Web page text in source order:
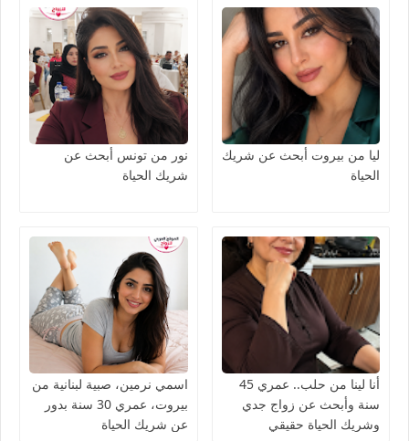
ليا من بيروت أبحث عن شريك
الحياة
نور من تونس أبحث عن
شريك الحياة
أنا لينا من حلب.. عمري 45
سنة وأبحث عن زواج جدي
وشريك الحياة حقيقي
اسمي نرمين، صبية لبنانية من
بيروت، عمري 30 سنة بدور
عن شريك الحياة